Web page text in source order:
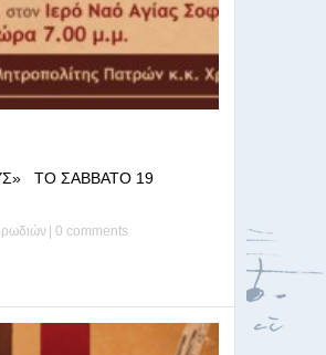
ΤΟ ΣΑΒΒΑΤΟ 19
0 comments